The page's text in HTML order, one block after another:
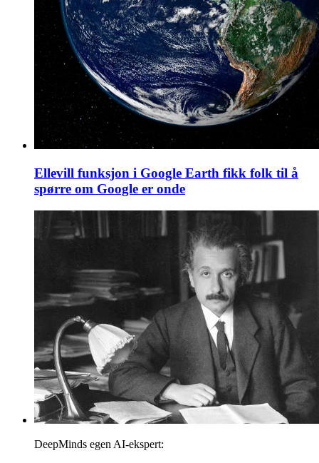
Ellevill funksjon i Google Earth fikk folk til å
spørre om Google er onde
DeepMinds egen AI-ekspert: